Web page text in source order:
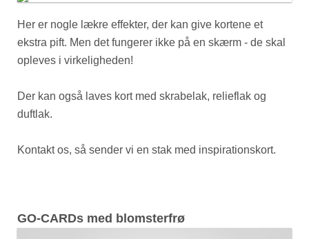
Her er nogle lækre effekter, der kan give kortene et
ekstra pift. Men det fungerer ikke på en skærm - de skal
opleves i virkeligheden!
Der kan også laves kort med skrabelak, relieflak og
duftlak.
Kontakt os, så sender vi en stak med inspirationskort.
GO-CARDs med blomsterfrø